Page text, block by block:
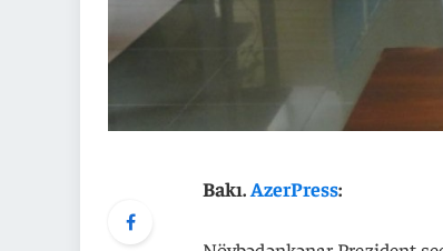
Bakı.AzerPress: